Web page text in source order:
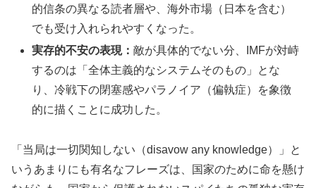
的信条の異なる読者層や、海外市場（日本を含む）
でも受け入れられやすくなった。
実存的不安の表現：敵が具体的でない分、IMFが対峙
するのは「全体主義的なシステムそのもの」とな
り、冷戦下の閉塞感やパラノイア（偏執症）を象徴
的に描くことに成功した。
「当局は一切関知しない（disavow any knowledge）」と
いうあまりにも有名なフレーズは、国家のために命を懸け